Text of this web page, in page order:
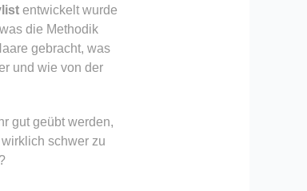
entwickelt wurde
die Methodik
gebracht, was
und wie von der
gut geübt werden,
schwer zu